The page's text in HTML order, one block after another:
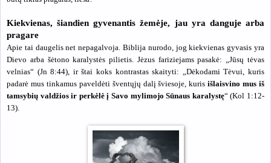
Kiekvienas, šiandien gyvenantis žemėje, jau yra danguje arba
pragare
Apie tai daugelis net nepagalvoja. Biblija nurodo, jog kiekvienas gyvasis yra
Dievo arba šėtono karalystės pilietis. Jėzus fariziejams pasakė: „Jūsų tėvas
velnias“ (Jn 8:44), ir štai koks kontrastas skaityti: „Dėkodami Tėvui, kuris
padarė mus tinkamus paveldėti šventųjų dalį šviesoje, kurisišlaisvino mus iš
tamsybių valdžios ir perkėlė į Savo mylimojo Sūnaus karalystę“ (Kol 1:12-
13).